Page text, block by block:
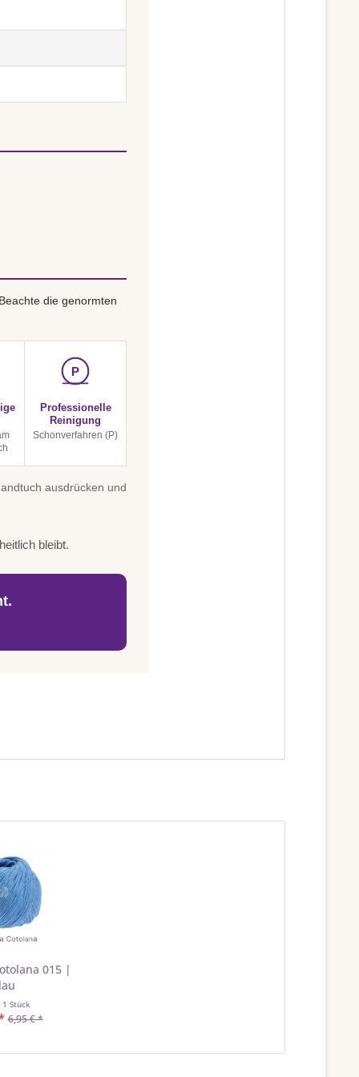
die genormten
P
Professionelle
Reinigung
Schonverfahren (P)
ausdrücken und
bleibt.
015 |
1 Stück
6,95 € *